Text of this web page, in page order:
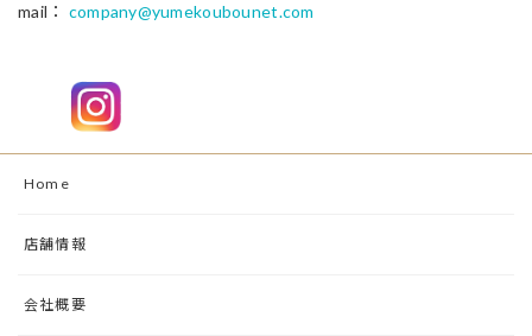
mail： company@yumekoubounet.com
Home
店舗情報
会社概要